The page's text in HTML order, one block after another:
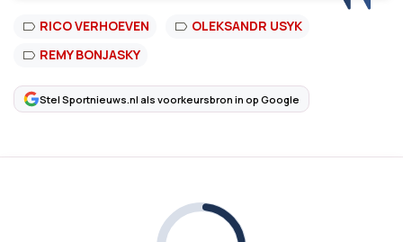
RICO VERHOEVEN
OLEKSANDR USYK
REMY BONJASKY
Stel Sportnieuws.nl als voorkeursbron in op Google